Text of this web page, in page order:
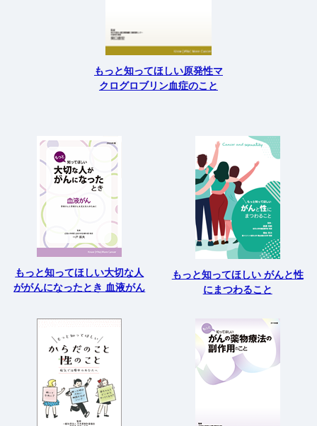
もっと知ってほしい原発性マ
クログロブリン血症のこと
もっと知ってほしい大切な人
ががんになったとき 血液がん
もっと知ってほしい がんと性
にまつわること